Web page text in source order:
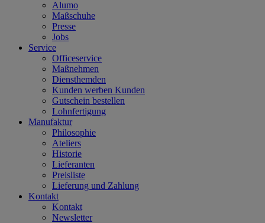
Alumo
Maßschuhe
Presse
Jobs
Service
Officeservice
Maßnehmen
Diensthemden
Kunden werben Kunden
Gutschein bestellen
Lohnfertigung
Manufaktur
Philosophie
Ateliers
Historie
Lieferanten
Preisliste
Lieferung und Zahlung
Kontakt
Kontakt
Newsletter